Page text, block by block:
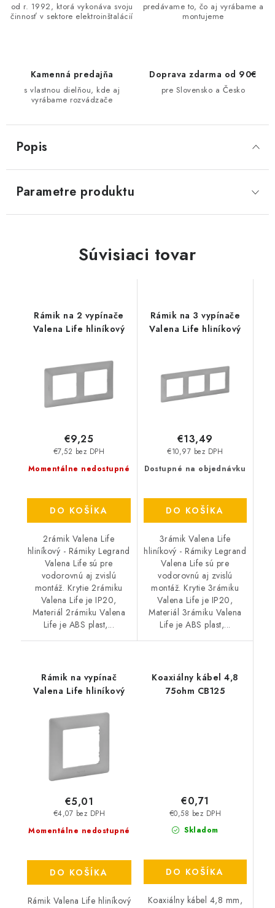
Obchodné podmienky
Ochrana osobných údajov
od r. 1992, ktorá vykonáva svoju
činnosť v sektore elektroinštalácií
predávame to, čo aj vyrábame a
montujeme
Kamenná predajňa
s vlastnou dielňou, kde aj
vyrábame rozvádzače
Doprava zdarma od 90€
pre Slovensko a Česko
Popis
Parametre produktu
Súvisiaci tovar
Rámik na 2 vypínače
Valena Life hliníkový
Momentálne nedostupné
€7,52 bez DPH
€9,25
DO KOŠÍKA
2rámik Valena Life
hliníkový - Rámiky Legrand
Valena Life sú pre
vodorovnú aj zvislú
montáž. Krytie 2rámiku
Valena Life je IP20,
Materiál 2rámiku Valena
Life je ABS plast,...
Rámik na 3 vypínače
Valena Life hliníkový
Dostupné na objednávku
€10,97 bez DPH
€13,49
DO KOŠÍKA
3rámik Valena Life
hliníkový - Rámiky Legrand
Valena Life sú pre
vodorovnú aj zvislú
montáž. Krytie 3rámiku
Valena Life je IP20,
Materiál 3rámiku Valena
Life je ABS plast,...
Rámik na vypínač
Valena Life hliníkový
Momentálne nedostupné
€4,07 bez DPH
€5,01
DO KOŠÍKA
Rámik Valena Life hliníkový
Koaxiálny kábel 4,8
75ohm CB125
Skladom
€0,58 bez DPH
€0,71
DO KOŠÍKA
Koaxiálny kábel 4,8 mm,